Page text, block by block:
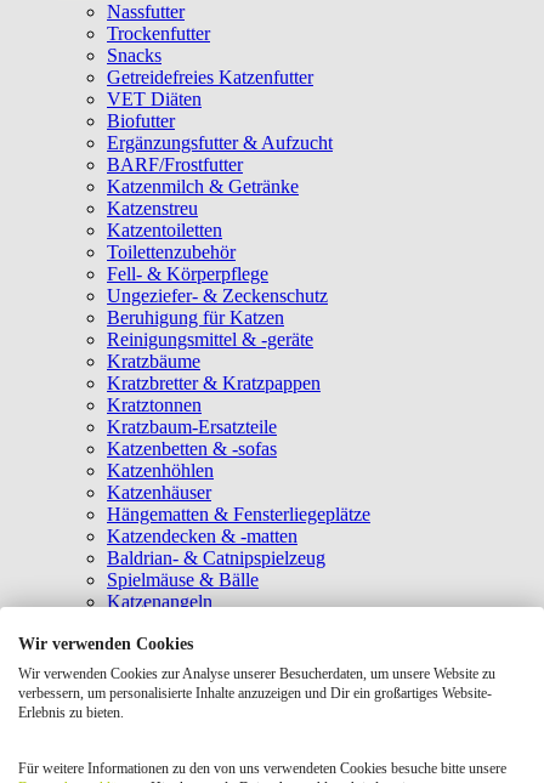
Nassfutter
Trockenfutter
Snacks
Getreidefreies Katzenfutter
VET Diäten
Biofutter
Ergänzungsfutter & Aufzucht
BARF/Frostfutter
Katzenmilch & Getränke
Katzenstreu
Katzentoiletten
Toilettenzubehör
Fell- & Körperpflege
Ungeziefer- & Zeckenschutz
Beruhigung für Katzen
Reinigungsmittel & -geräte
Kratzbäume
Kratzbretter & Kratzpappen
Kratztonnen
Kratzbaum-Ersatzteile
Katzenbetten & -sofas
Katzenhöhlen
Katzenhäuser
Hängematten & Fensterliegeplätze
Katzendecken & -matten
Baldrian- & Catnipspielzeug
Spielmäuse & Bälle
Katzenangeln
Laserpointer & Elektrospielzeug
Katzentunnel
Clicker & Target Sticks für Katzen
Weiteres Katzenspielzeug
Tragetaschen
Wir verwenden Cookies
Wir verwenden Cookies zur Analyse unserer Besucherdaten, um unsere Website zu
verbessern, um personalisierte Inhalte anzuzeigen und Dir ein großartiges Website-
Erlebnis zu bieten.
Für weitere Informationen zu den von uns verwendeten Cookies besuche bitte unsere